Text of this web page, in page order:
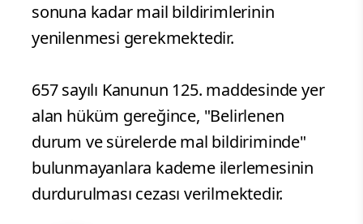
sonuna kadar mail bildirimlerinin
yenilenmesi gerekmektedir.
657 sayılı Kanunun 125. maddesinde yer
alan hüküm gereğince, "Belirlenen
durum ve sürelerde mal bildiriminde"
bulunmayanlara kademe ilerlemesinin
durdurulması cezası verilmektedir.